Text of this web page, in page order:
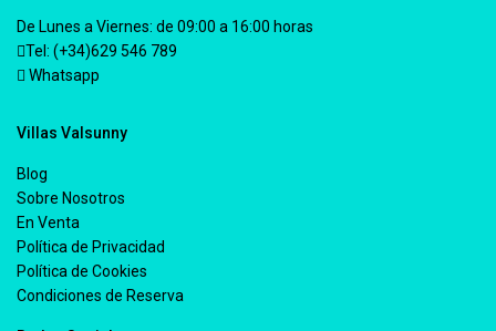
De Lunes a Viernes: de 09:00 a 16:00 horas
Tel: (+34)629 546 789
Whatsapp
Villas Valsunny
Blog
Sobre Nosotros
En Venta
Política de Privacidad
Política de Cookies
Condiciones de Reserva